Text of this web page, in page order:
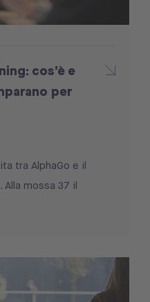
cos’è e
per
tra AlphaGo e il
Alla mossa 37 il